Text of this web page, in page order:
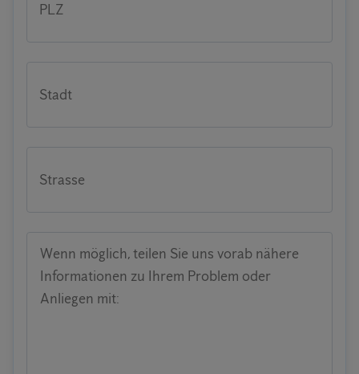
PLZ
Stadt
Strasse
Wenn möglich, teilen Sie uns vorab nähere
Informationen zu Ihrem Problem oder
Anliegen mit: